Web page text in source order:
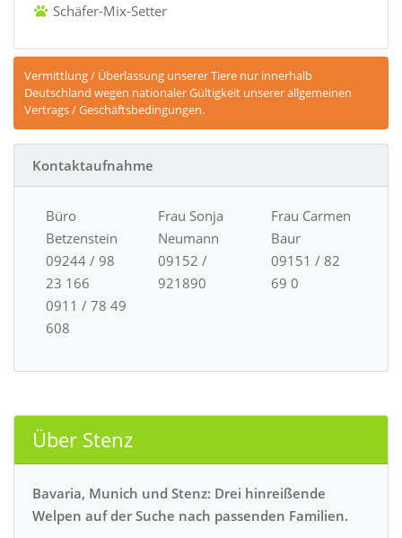
Schäfer-Mix-Setter
Vermittlung / Überlassung unserer Tiere nur innerhalb
Deutschland wegen nationaler Gültigkeit unserer allgemeinen
Vertrags / Geschäftsbedingungen.
Kontaktaufnahme
Büro
Betzenstein
09244 / 98
23 166
0911 / 78 49
608
Frau Sonja
Neumann
09152 /
921890
Frau Carmen
Baur
09151 / 82
69 0
Über Stenz
Bavaria, Munich und Stenz: Drei hinreißende
Welpen auf der Suche nach passenden Familien.